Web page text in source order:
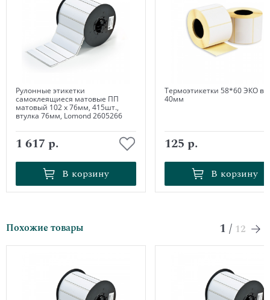
Рулонные этикетки
самоклеящиеся матовые ПП
матовый 102 х 76мм, 415шт.,
втулка 76мм, Lomond 2605266
1 617 р.
В корзину
В корзину
Термоэтикетки 58*60 ЭКО
40мм
125 р.
В корзину
В корзину
Похожие товары 1 / 12